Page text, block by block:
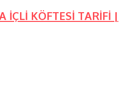
İÇLİ KÖFTESİ TARİFİ |